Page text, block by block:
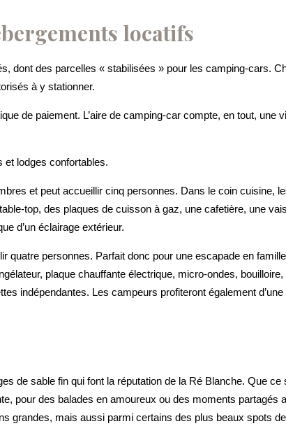
locatifs
dont des parcelles « stabilisées » pour les camping-cars.
à y stationner.
de paiement. L’aire de camping-car compte, en tout, une
et lodges confortables.
et peut accueillir cinq personnes. Dans le coin cuisine,
top, des plaques de cuisson à gaz, une cafetière, une
d’un éclairage extérieur.
quatre personnes. Parfait donc pour une escapade en
plaque chauffante électrique, micro-ondes,
indépendantes. Les campeurs profiteront également
de sable fin qui font la réputation de la Ré Blanche. Que ce
pour des balades en amoureux ou des moments partagés
grandes, mais aussi parmi certains des plus beaux spots